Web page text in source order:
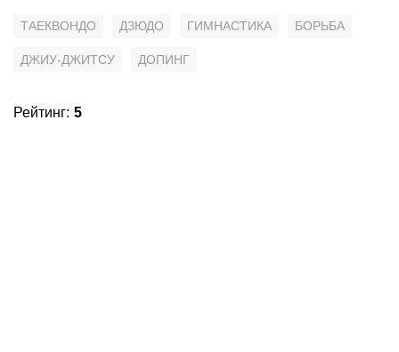
ТАЕКВОНДО ДЗЮДО ГИМНАСТИКА БОРЬБА
ДЖИУ-ДЖИТСУ ДОПИНГ
Рейтинг: 5